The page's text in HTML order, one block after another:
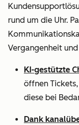
rund um die Uhr.
Vergangenheit
KI-gestützte
öffnen
diese bei
Dank